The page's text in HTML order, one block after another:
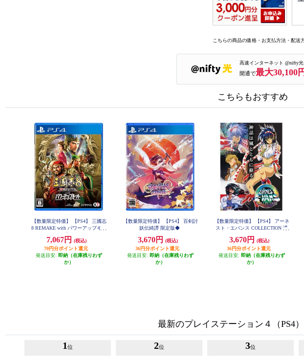
こちらの商品の価格・お支払方法・配送
高速インターネット @nifty光
開通で最大30,100
こちらもおすすめ
【数量限定特価】 【PS4】 三國志
8 REMAKE with パワーアップキッ
7,067円
(税込)
70円分ポイント還元
発送目安: 即納（在庫残りわず
か）
【数量限定特価】 【PS4】 百剣討
妖伝綺譚 限定版◆
3,670円
(税込)
36円分ポイント還元
発送目安: 即納（在庫残りわず
か）
【数量限定特価】 【PS4】 アーネ
スト・エバンス COLLECTION 通
3,670円
(税込)
36円分ポイント還元
発送目安: 即納（在庫残りわず
か）
最新のプレイステーション４（PS4
1 位 2位 3位